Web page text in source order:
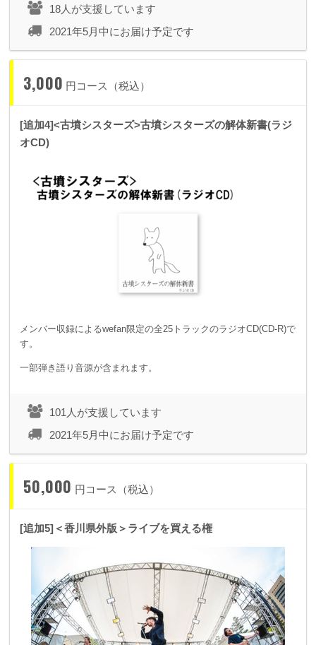
18人が支援しています
2021年5月中にお届け予定です
3,000 円コース（税込）
[追加4]<古墳シスターズ>古墳シスターズの解体新書(ラジ
オCD)
メンバー収録によるwefan限定の全25トラックのラジオCD(CD-R)で
す。
一部弾き語り音源が含まれます。
101人が支援しています
2021年5月中にお届け予定です
50,000 円コース（税込）
[追加5]＜香川県外版＞ライブを買える権